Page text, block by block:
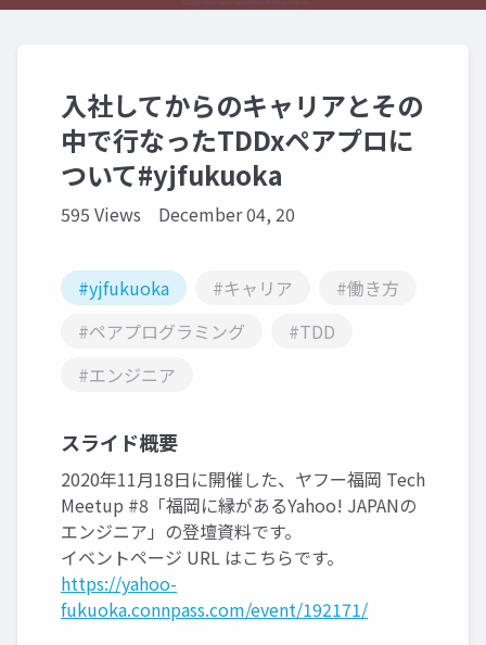
入社してからのキャリアとその
中で行なったTDDxペアプロに
ついて#yjfukuoka
595 Views December 04, 20
#yjfukuoka #キャリア
#働き方
#ペアプログラミング
#TDD
#エンジニア
スライド概要
2020年11月18日に開催した、ヤフー福岡 Tech
Meetup #8「福岡に縁があるYahoo! JAPANの
エンジニア」の登壇資料です。
イベントページ URL はこちらです。
https://yahoo-
fukuoka.connpass.com/event/192171/